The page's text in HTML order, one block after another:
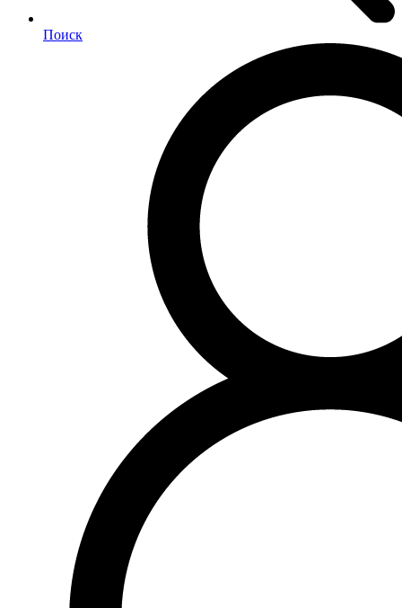
Поиск